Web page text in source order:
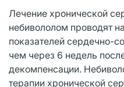
Лечение хронической
небивололом проводят
показателей сердечно-
чем через 6 недель
декомпенсации.
терапии хронической